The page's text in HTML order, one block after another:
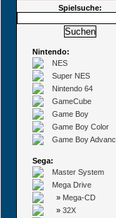
Spielsuche:
Nintendo:
NES
Super NES
Nintendo 64
GameCube
Game Boy
Game Boy Color
Game Boy
Sega:
Master System
Mega Drive
» Mega-CD
» 32X